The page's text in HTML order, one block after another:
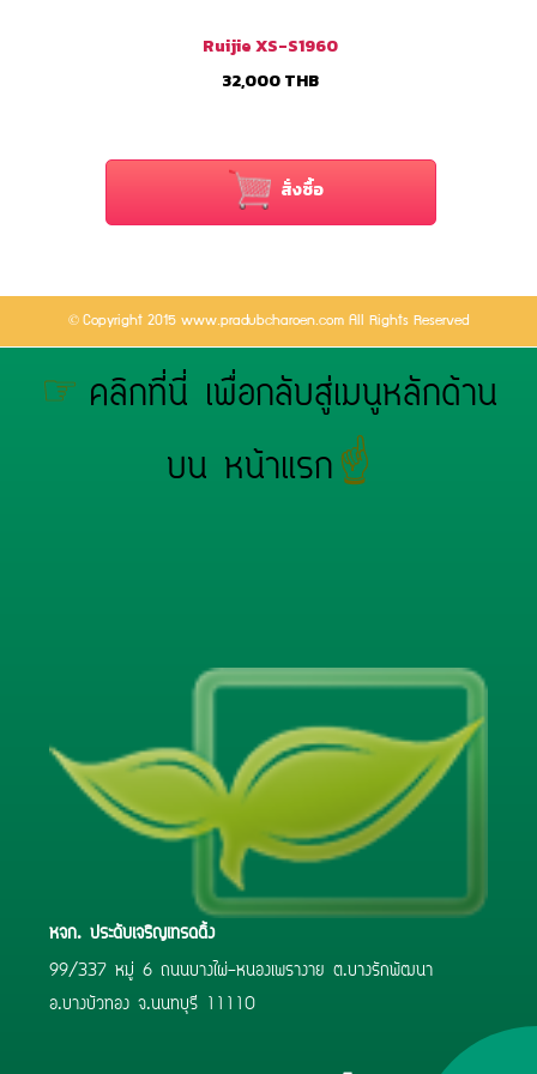
Ruijie XS-S1960
32,000THB
สั่งซื้อ
© Copyright 2015 www.pradubcharoen.com All Rights Reserved
☞ คลิกที่นี่ เพื่อกลับสู่เมนูหลักด้าน
บน หน้าแรก☝
หจก. ประดับเจริญเทรดดิ้ง
99/337 หมู่ 6 ถนนบางไผ่-หนองเพรางาย ต.บางรักพัฒนา
อ.บางบัวทอง จ.นนทบุรี 11110